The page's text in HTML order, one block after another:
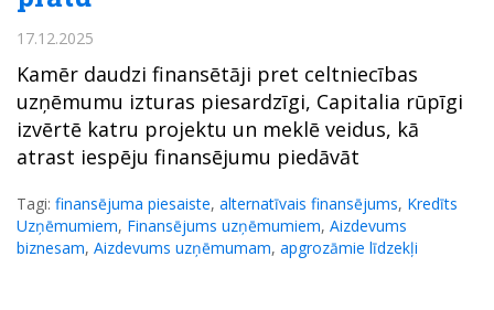
17.12.2025
Kamēr daudzi finansētāji pret celtniecības
uzņēmumu izturas piesardzīgi, Capitalia rūpīgi
izvērtē katru projektu un meklē veidus, kā
atrast iespēju finansējumu piedāvāt
Tagi: finansējuma piesaiste, alternatīvais finansējums, Kredīts
Uzņēmumiem, Finansējums uzņēmumiem, Aizdevums
biznesam, Aizdevums uzņēmumam, apgrozāmie līdzekļi